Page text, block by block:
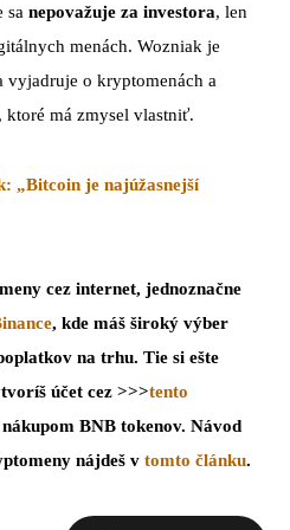
sa nepovažuje za investora, len
menách. Wozniak je
vyjadruje o kryptomenách a
má zmysel vlastniť.
„Bitcoin je najúžasnejší
cez internet, jednoznačne
, kde máš široký výber
na trhu. Tie si ešte
účet cez >>>tento
BNB tokenov. Návod
nájdeš v tomto článku.